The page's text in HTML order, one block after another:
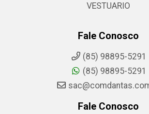
VESTUARIO
Fale Conosco
(85) 98895-5291
(85) 98895-5291
Fale Conosco